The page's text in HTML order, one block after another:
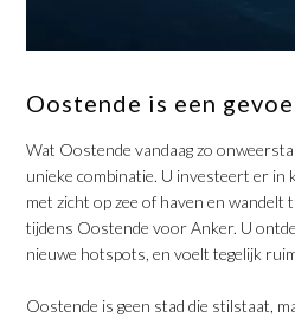
​Oostende is een
Wat Oostende vandaag zo
unieke combinatie. U investeert er in
met zicht op zee of haven en
tijdens Oostende voor Anker. U
nieuwe hotspots, en voelt tegelijk
​Oostende is geen stad die stilstaat,